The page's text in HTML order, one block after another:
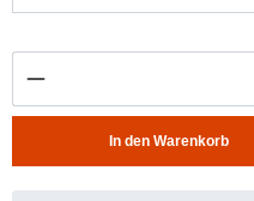
Produkt Anzahl:
In den Warenkorb